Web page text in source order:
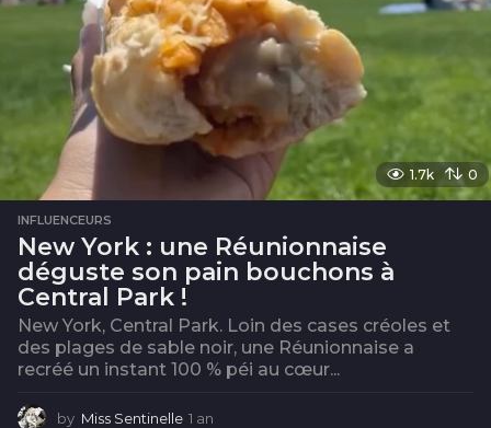
1.7k 0
INFLUENCEURS
New York : une Réunionnaise
déguste son pain bouchons à
Central Park !
New York, Central Park. Loin des cases créoles et
des plages de sable noir, une Réunionnaise a
recréé un instant 100 % péi au cœur...
by Miss Sentinelle 1 an